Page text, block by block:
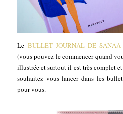
Le BULLET JOURNAL DE SANAA
(vous pouvez le commencer quand
illustrée et surtout il est très complet
souhaitez vous lancer dans les
pour vous.